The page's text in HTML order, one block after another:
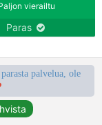
vierailtu
Paras
palvelua, ole